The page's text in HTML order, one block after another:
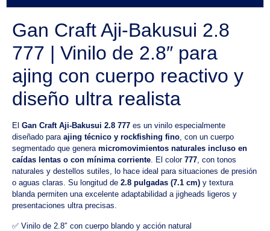
Gan Craft Aji-Bakusui 2.8
777 | Vinilo de 2.8″ para
ajing con cuerpo reactivo y
diseño ultra realista
El Gan Craft Aji-Bakusui 2.8 777 es un vinilo especialmente
diseñado para ajing técnico y rockfishing fino, con un cuerpo
segmentado que genera micromovimientos naturales incluso en
caídas lentas o con mínima corriente. El color 777, con tonos
naturales y destellos sutiles, lo hace ideal para situaciones de presión
o aguas claras. Su longitud de 2.8 pulgadas (7.1 cm) y textura
blanda permiten una excelente adaptabilidad a jigheads ligeros y
presentaciones ultra precisas.
✅ Vinilo de 2.8″ con cuerpo blando y acción natural